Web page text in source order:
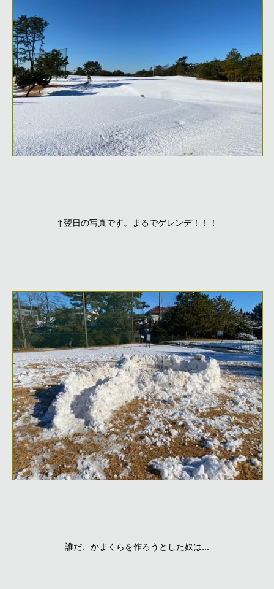
↑翌日の写真です。まるでゲレンデ！！！
誰だ、かまくらを作ろうとした奴は...